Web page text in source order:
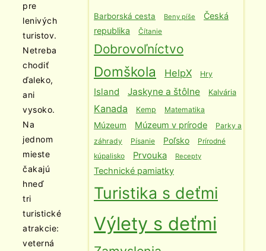
pre
lenivých
turistov.
Netreba
chodiť
ďaleko,
ani
vysoko.
Na
jednom
mieste
čakajú
hneď
tri
turistické
atrakcie:
veterná
Barborská cesta Beny píše
Česká
republika
Čítanie
Dobrovoľníctvo
Domškola HelpX Hry
Island Jaskyne a štôlne Kalvária
Kanada Kemp Matematika
Múzeum Múzeum v prírode
Parky a
záhrady
Písanie Poľsko
Prírodné
kúpalisko
Prvouka Recepty
Technické pamiatky
Turistika s deťmi
Výlety s deťmi